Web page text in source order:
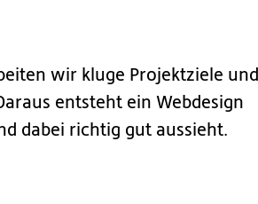
wir kluge Projektziele und
entsteht ein Webdesign
dabei richtig gut aussieht.